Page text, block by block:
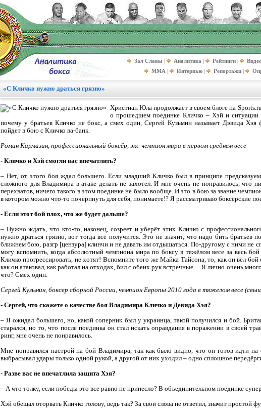
Зал Славы | Аналитика | Рейтинги | Видео
MMA | Интервью | Репортажи |
«С Кличко нужно драться грязно»
Христиан Юла продолжает в своем блоге на
о прошедшем поединке Кличко – Хэй и ситуации
почему у братьев Кличко не бокс, а смех один, Сергей Кузьмин называет Дэвида
пойдет в бою с Кличко ва-банк.
Роман Кармазин, профессиональный боксёр, экс-чемпион мира в первом среднем весе
- Кличко и Хэй смогли вас впечатлить?
– Нет, от этого боя ждал большего. Если младший Кличко был в принципе
сложного для Владимира в атаке делать не захотел. И мне очень не понравилось, что
перехватов, ничего такого в этом поединке не было вообще. И это в бою за звание
в котором можно что-то почерпнуть для себя, понимаете!? Я рассматриваю боксёрские
- Если этот бой плох, что же будет дальше?
– Нужно ждать, что кто-то, наконец, созреет и уберёт этих Кличко с
нужно драться грязно, вот тогда всё получится. Это не значит, что надо бить
ближнем бою, разгр [цензура] клинчи и не давать им отдышаться. По-другому с ними не
могу вспомнить, когда абсолютный чемпиона мира по боксу в тяжёлом весе за весь
Кличко прогрессировать, не хотят! Вспомните того же Майка Тайсона, то, как он вёл
как он атаковал, как работал на отходах, бил с обеих рук встречные… Я лично очень
что? Смех один.
Сергей Кузьмин, боксер сборной России, чемпион Европы 2010 года в тяжелом весе
- Сергей, что скажете о качестве боя Владимира Кличко и Девида Хэя?
– Я ожидал большего, но, какой соперник был у украинца, такой получился и бой.
старался, но то, что после поединка он стал искать оправдания в поражении в своей
ринг, мне очень не понравилось.
Мне понравился настрой на бой Владимира, так как было видно, что он готов идти
выбрасывал удары только одной рукой, а другой от них уходил – одно сплошное
- Разве вас не впечатлила защита Хэя?
– А что толку, если победы это все равно не принесло? В объединительном поединке
Хэй обещал оторвать Кличко голову, ведь так? За свои слова не ответил, значит простой